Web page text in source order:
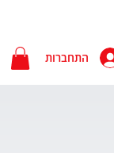
התחברות